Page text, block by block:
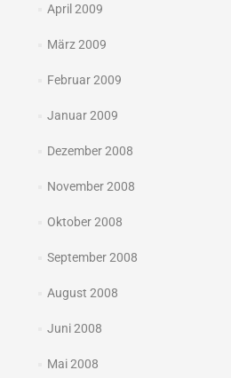
April 2009
März 2009
Februar 2009
Januar 2009
Dezember 2008
November 2008
Oktober 2008
September 2008
August 2008
Juni 2008
Mai 2008